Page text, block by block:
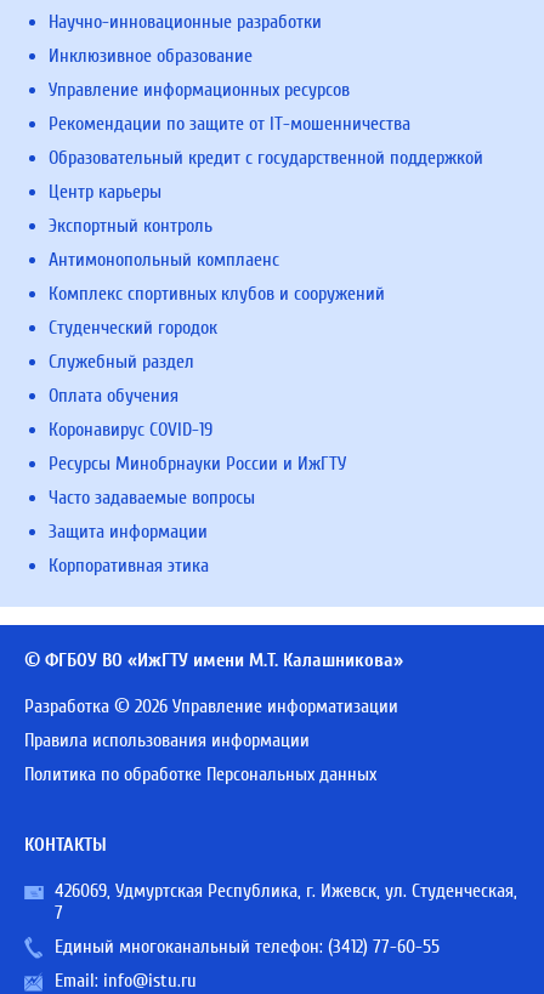
Научно-инновационные разработки
Инклюзивное образование
Управление информационных ресурсов
Рекомендации по защите от IT-мошенничества
Образовательный кредит с государственной поддержкой
Центр карьеры
Экспортный контроль
Антимонопольный комплаенс
Комплекс спортивных клубов и сооружений
Студенческий городок
Служебный раздел
Оплата обучения
Коронавирус COVID-19
Ресурсы Минобрнауки России и ИжГТУ
Часто задаваемые вопросы
Защита информации
Корпоративная этика
© ФГБОУ ВО «ИжГТУ имени М.Т. Калашникова»
Разработка © 2026 Управление информатизации
Правила использования информации
Политика по обработке Персональных данных
КОНТАКТЫ
426069, Удмуртская Республика, г. Ижевск, ул. Студенческая,
7
Единый многоканальный телефон: (3412) 77-60-55
Email: info@istu.ru